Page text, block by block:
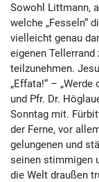
Sowohl Littmann,
welche „Fesseln“
vielleicht genau
eigenen Tellerrand
teilzunehmen.
„Effata!“ –
und Pfr. Dr.
Sonntag mit.
der Ferne, vor
gelungenen und
seinen stimmigen
die Welt draußen